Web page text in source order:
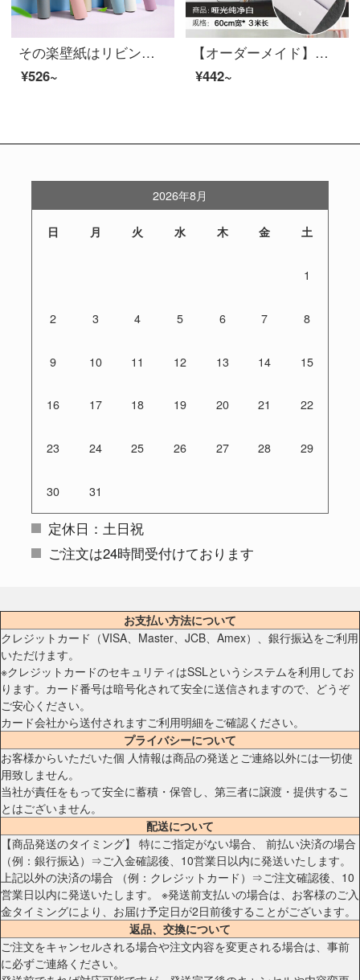
その楽壁紙はリビングの背景の壁紙にくっつきます。3 D立体壁紙は北欧の現代簡単な寝室の無色壁紙の寄宿舎に貼ります。シールは厚い防水リンネルの木目の純色の壁紙です。
¥526~
【オーダーメイド】北欧風壁紙は自分で寮に貼り付けます。ins大学生男性寮の壁は家庭用に防水を貼ってマットを拭くことができます。（厚い防水タイプ）は壁紙だけを貼ります。
¥442~
2026年8月
日 月 火 水 木 金 土
1
2 3 4 5 6 7 8
9 10 11 12 13 14 15
16 17 18 19 20 21 22
23 24 25 26 27 28 29
30 31
定休日：土日祝
ご注文は24時間受付けております
お支払い方法について
クレジットカード（VISA、Master、JCB、Amex）、銀行振込をご利用
いただけます。
※クレジットカードのセキュリティはSSLというシステムを利用してお
ります。カード番号は暗号化されて安全に送信されますので、どうぞ
ご安心ください。
カード会社から送付されますご利用明細をご確認ください。
プライバシーについて
お客様からいただいた個 人情報は商品の発送とご連絡以外には一切使
用致しません。
当社が責任をもって安全に蓄積・保管し、第三者に譲渡・提供するこ
とはございません。
配送について
【商品発送のタイミング】 特にご指定がない場合、 前払い決済の場合
（例：銀行振込）⇒ご入金確認後、10営業日以内に発送いたします。
上記以外の決済の場合 （例：クレジットカード）⇒ご注文確認後、10
営業日以内に発送いたします。 ※発送前支払いの場合は、お客様のご入
金タイミングにより、お届け予定日が2日前後することがございます。
返品、交換について
ご注文をキャンセルされる場合や注文内容を変更される場合は、事前
に必ずご連絡ください。